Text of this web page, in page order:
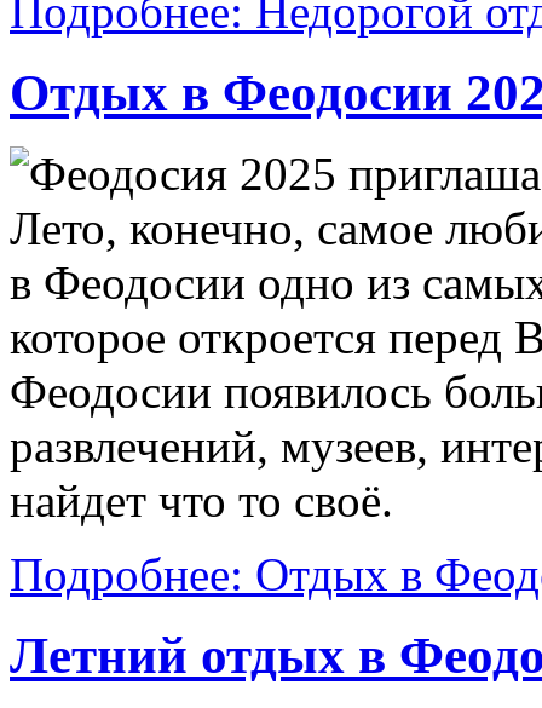
Подробнее: Недорогой
Отдых в Феодосии
Феодосия 2025
Лето, конечно, самое
в Феодосии одно из
которое откроется перед
Феодосии появилось
развлечений, музеев,
найдет что то своё.
Подробнее: Отдых в
Летний отдых в